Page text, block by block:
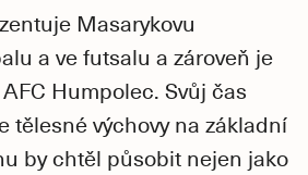
Masarykovu
a ve futsalu a zároveň je
Humpolec. Svůj čas
tělesné výchovy na základní
by chtěl působit nejen jako